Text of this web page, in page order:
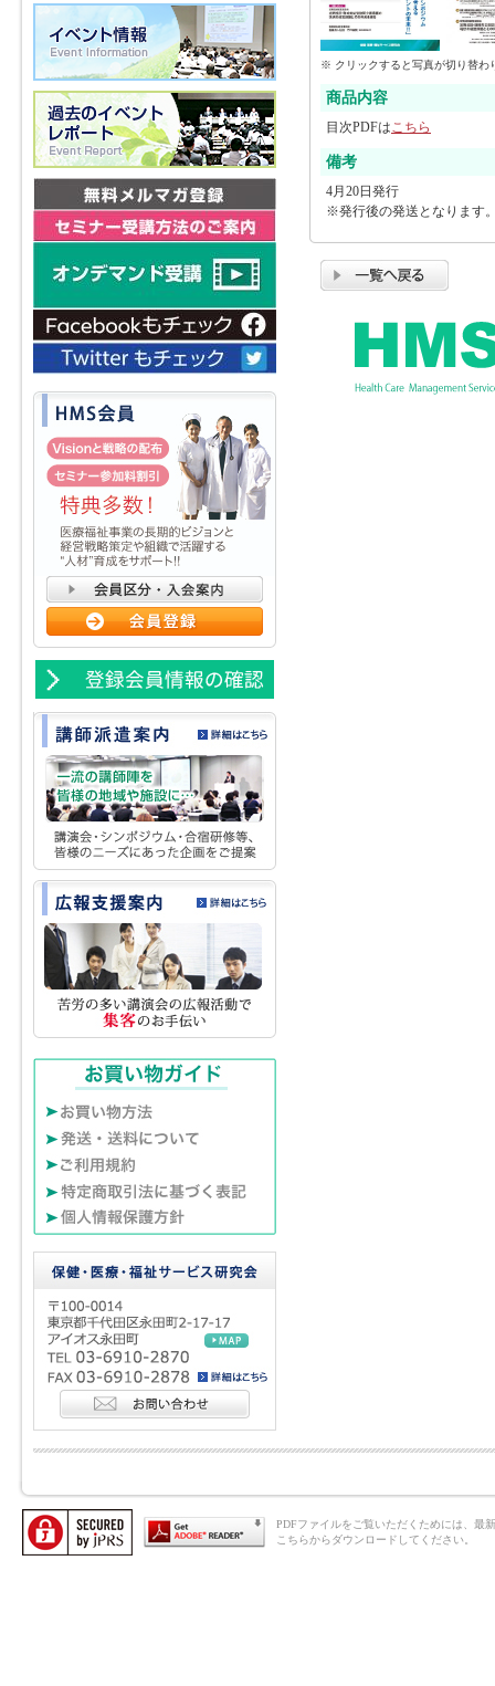
※ クリックすると写真が切り替わ
商品内容
目次PDFはこちら
備考
4月20日発行
※発行後の発送となります
PDFファイルをご覧いただくためには、最
こちらからダウンロードしてください。